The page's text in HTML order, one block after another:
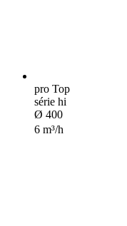
pro Top
série hi
Ø 400
6 m³/h